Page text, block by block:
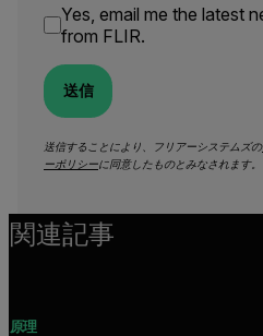
Yes, email me the latest
from FLIR.
送信
送信することにより、フリアーシステムズの
ーポリシーに同意したものとみなされます。
関連記事
原理